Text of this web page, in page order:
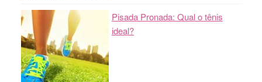
Pisada Pronada: Qual o tênis
ideal?